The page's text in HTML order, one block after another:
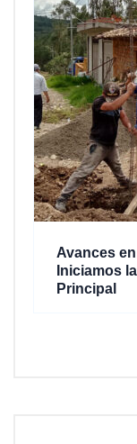
Avances
Iniciamos
Principal